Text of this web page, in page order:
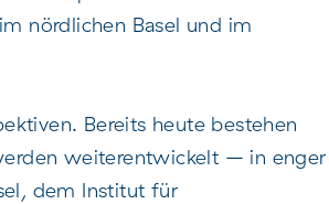
nördlichen Basel und im
Bereits heute bestehen
weiterentwickelt – in enger
dem Institut für